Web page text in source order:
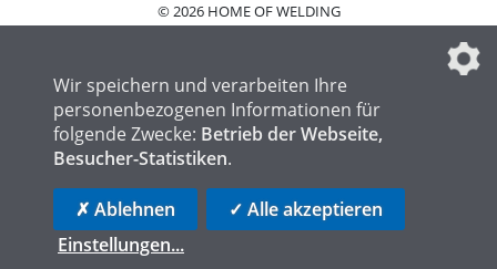
© 2026 HOME OF WELDING
IMPRESSUM
FAQ
DATENSCHUTZEINSTELLUNGEN
HOME OF STEEL
HOME OF LOGISTICS
Wir speichern und verarbeiten Ihre
personenbezogenen Informationen für
folgende Zwecke: Betrieb der Webseite,
Besucher-Statistiken.
✗ Ablehnen
✓ Alle akzeptieren
Einstellungen...